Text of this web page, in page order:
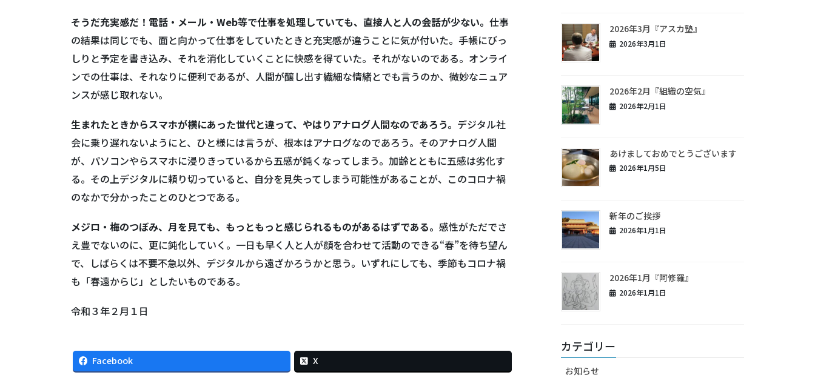
そうだ充実感だ！電話・メール・Web等で仕事を処理していても、直接人と人の会話が少ない。 仕事
の結果は同じでも、面と向かって仕事をしていたときと充実感が違うことに気が付いた。手帳にびっ
しりと予定を書き込み、それを消化していくことに快感を得ていた。それがないのである。オンライ
ンでの仕事は、それなりに便利であるが、人間が醸し出す繊細な情緒とでも言うのか、微妙なニュア
ンスが感じ取れない。
生まれたときからスマホが横にあった世代と違って、やはりアナログ人間なのであろう。 デジタル社
会に乗り遅れないようにと、ひと様には言うが、根本はアナログなのであろう。そのアナログ人間
が、パソコンやらスマホに浸りきっているから五感が鈍くなってしまう。加齢とともに五感は劣化す
る。その上デジタルに頼り切っていると、自分を見失ってしまう可能性があることが、このコロナ禍
のなかで分かったことのひとつである。
メジロ・梅のつぼみ、月を見ても、もっともっと感じられるものがあるはずである。 感性がただでさ
え豊でないのに、更に鈍化していく。一日も早く人と人が顔を合わせて活動のできる“春”を待ち望ん
で、しばらくは不要不急以外、デジタルから遠ざかろうかと思う。いずれにしても、季節もコロナ禍
も「春遠からじ」としたいものである。
令和３年２月１日
Facebook X
2026年3月『アスカ塾』
2026年3月1日
2026年2月『組織の空気』
2026年2月1日
あけましておめでとうございます
2026年1月5日
新年のご挨拶
2026年1月1日
2026年1月『阿修羅』
2026年1月1日
カテゴリー
お知らせ